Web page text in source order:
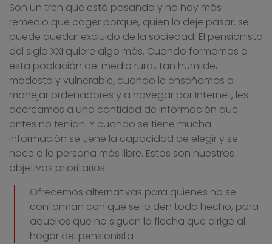
Son un tren que está pasando y no hay más
remedio que coger porque, quien lo deje pasar, se
puede quedar excluido de la sociedad. El pensionista
del siglo XXI quiere algo más. Cuando formamos a
esta población del medio rural, tan humilde,
modesta y vulnerable, cuando le enseñamos a
manejar ordenadores y a navegar por Internet, les
acercamos a una cantidad de información que
antes no tenían. Y cuando se tiene mucha
información se tiene la capacidad de elegir y se
hace a la persona más libre. Estos son nuestros
objetivos prioritarios.
Ofrecemos alternativas para quienes no se
conforman con que se lo den todo hecho, para
aquellos que no siguen la flecha que dirige al
hogar del pensionista